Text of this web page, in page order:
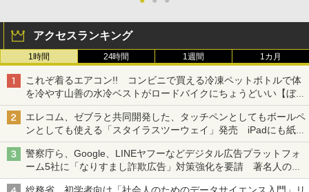
アクセスランキング
1時間 24時間 1週間 1カ月
これぞ着るエアコン!! コンビニで買える冷凍ペットボトルで体
を冷やす山善の水冷ベストがロードバイクにちょうどいい【ぼっ
ち・ざ・ろーど！その14】【空いた時間でなにしてる？】
エレコム、ゼブラと共同開発した、タッチペンとしてもボールペ
ンとしても使える「スタイラスツーウェイ」発売 iPadにも紙に
も、持ち替えずに書き込める
警察庁ら、Google、LINEヤフーなどデジタル広告プラットフォ
ーム5社に「なりすまし詐欺広告」対策強化を要請 著名人の写
真や映像を使った投資詐欺などへの対策として